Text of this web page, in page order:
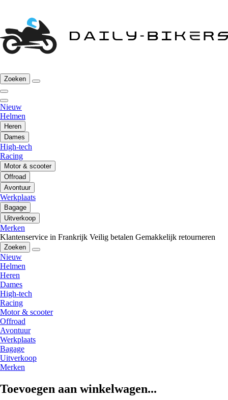
Zoeken
Nieuw
Helmen
Heren
Dames
High-tech
Racing
Motor & scooter
Offroad
Avontuur
Werkplaats
Bagage
Uitverkoop
Merken
Klantenservice in Frankrijk Veilig betalen Gemakkelijk retourneren
Zoeken
Nieuw
Helmen
Heren
Dames
High-tech
Racing
Motor & scooter
Offroad
Avontuur
Werkplaats
Bagage
Uitverkoop
Merken
Toevoegen aan winkelwagen...